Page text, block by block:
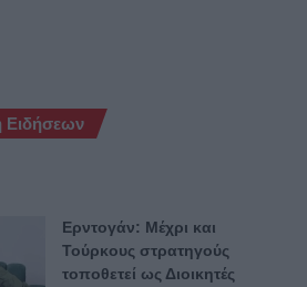
Ειδήσεων
Ερντογάν: Μέχρι και
Τούρκους στρατηγούς
τοποθετεί ως Διοικητές